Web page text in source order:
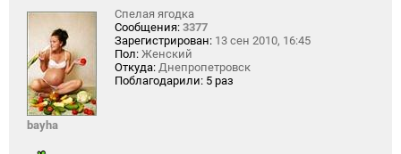
bayha
Спелая ягодка
Сообщения: 3377
Зарегистрирован: 13 сен 2010, 16:45
Пол: Женский
Откуда: Днепропетровск
Поблагодарили: 5 раз